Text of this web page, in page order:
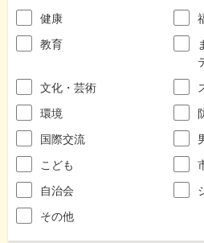
健康
教育
文化・芸術
環境
国際交流
こども
自治会
その他